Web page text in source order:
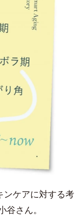
ンケアに対する考
さん。